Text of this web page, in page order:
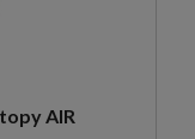
AIR